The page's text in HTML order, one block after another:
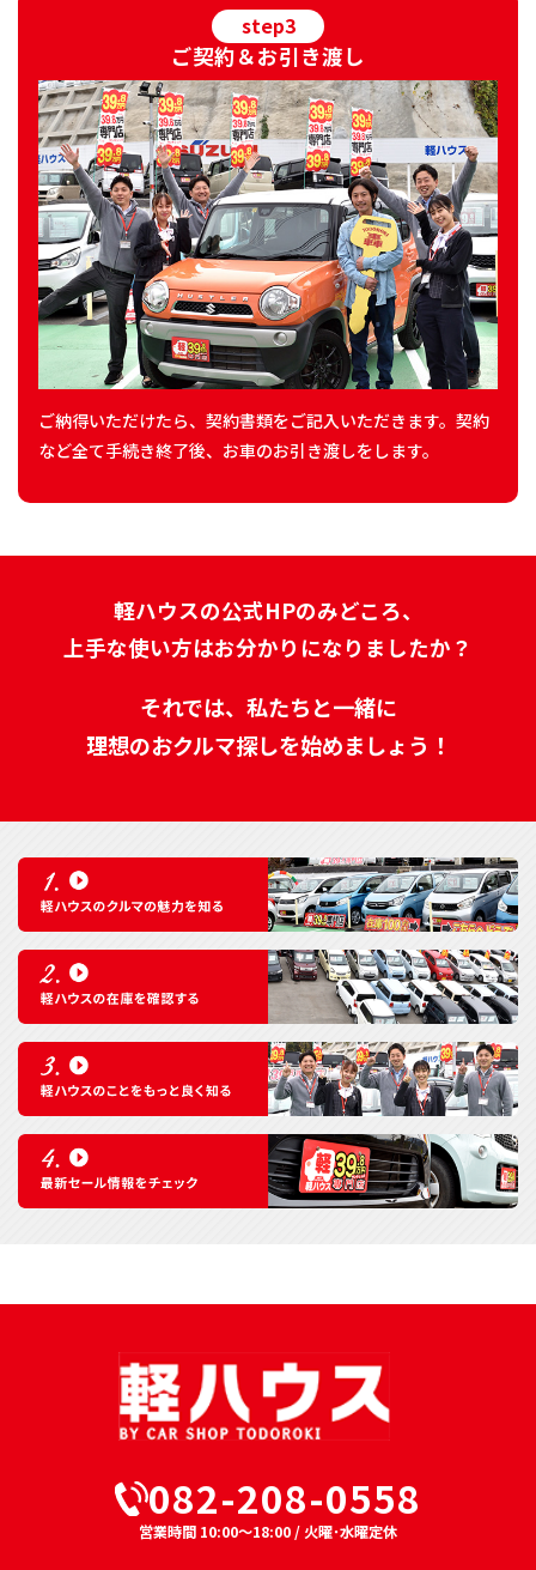
step3
ご契約＆お引き渡し
ご納得いただけたら、契約書類をご記入いただきます。契約
など全て手続き終了後、お車のお引き渡しをします。
軽ハウスの公式HPのみどころ、
上手な使い方はお分かりになりましたか？
それでは、私たちと一緒に
理想のおクルマ探しを始めましょう！
082-208-0558
営業時間 10:00～18:00 / 火曜･水曜定休